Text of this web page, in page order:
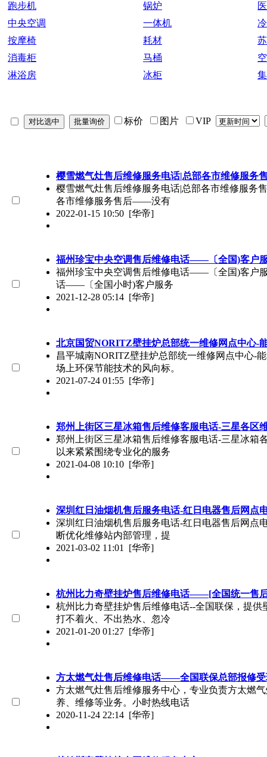
跑步机
锅炉
中央空调
一体机
按摩椅
耗材
消毒柜
马桶
淋浴房
冰柜
标价 图片 VIP
樱雪燃气灶售后维修服务电话|总部各市维修服务
樱雪燃气灶售后维修服务电话|总部各市维修服务
各市维修服务售后——没有
2022-01-15 10:50 [华帝]
福州珍宝中央空调售后维修电话——〔全国)客户
福州珍宝中央空调售后维修电话——〔全国)客户
话——〔全国小时)客户服务
2021-12-28 05:14 [华帝]
北京国贸NORITZ壁挂炉总部统一维修网点中心-
昌平城南NORITZ壁挂炉总部统一维修网点中心-
场上环保节能技术的风向标。
2021-07-24 01:55 [华帝]
郑州上街区三星冰箱售后维修客服电话-三星各区
郑州上街区三星冰箱售后维修客服电话-三星冰箱
以来紧紧围绕专业化的服务
2021-04-08 10:10 [华帝]
深圳红日油烟机售后服务电话-红日电器售后网点
深圳红日油烟机售后服务电话-红日电器售后网点
断优化维修站内部管理，提
2021-03-02 11:01 [华帝]
杭州比力奇壁挂炉售后维修电话——[全国统一售
杭州比力奇壁挂炉售后维修电话--全国联保，提
打不着火、不出热水、忽冷
2021-01-20 01:27 [华帝]
方太燃气灶售后维修电话——全国联保总部报修受
方太燃气灶售后维修服务中心，专业负责方太燃
养、维修等业务。小时热线电话
2020-11-24 22:14 [华帝]